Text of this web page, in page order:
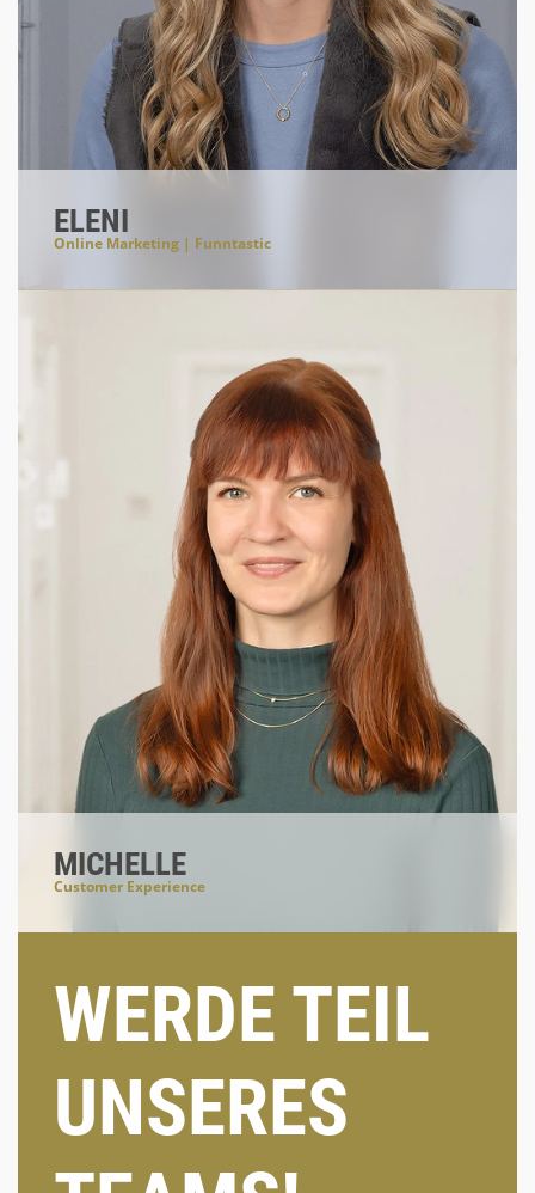
ELENI
Online Marketing | Funntastic
MICHELLE
Customer Experience
#cxmagic
#talkdatatome
#contentwithimpact
WERDE TEIL
UNSERES